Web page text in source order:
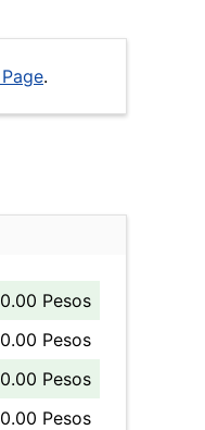
.
Pesos
Pesos
Pesos
Pesos